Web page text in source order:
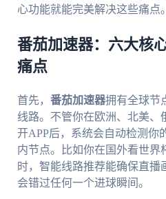
心功能就能完美解决这些痛点。
番茄加速器：六大核
痛点
首先， 番茄加速器拥有全球节
线路。不管你在欧洲、北美、
开APP后，系统会自动检测你
内节点。比如你在国外看世界
时，智能线路推荐能确保直播
会错过任何一个进球瞬间。